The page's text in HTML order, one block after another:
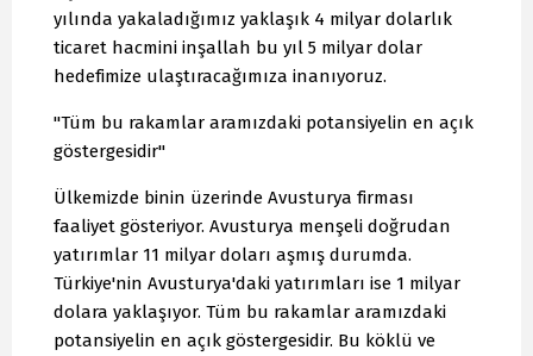
yılında yakaladığımız yaklaşık 4 milyar dolarlık
ticaret hacmini inşallah bu yıl 5 milyar dolar
hedefimize ulaştıracağımıza inanıyoruz.
"Tüm bu rakamlar aramızdaki potansiyelin en açık
göstergesidir"
Ülkemizde binin üzerinde Avusturya firması
faaliyet gösteriyor. Avusturya menşeli doğrudan
yatırımlar 11 milyar doları aşmış durumda.
Türkiye'nin Avusturya'daki yatırımları ise 1 milyar
dolara yaklaşıyor. Tüm bu rakamlar aramızdaki
potansiyelin en açık göstergesidir. Bu köklü ve